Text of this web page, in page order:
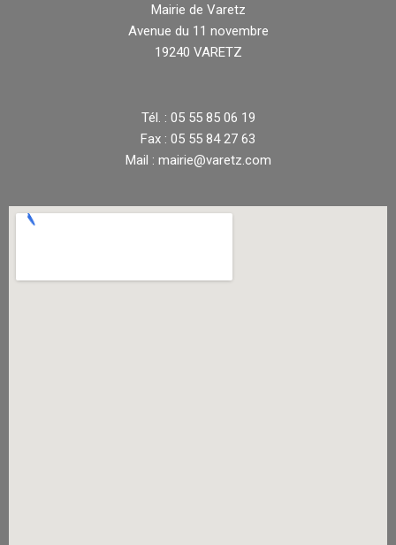
Mairie de Varetz
Avenue du 11 novembre
19240 VARETZ
Tél. : 05 55 85 06 19
Fax : 05 55 84 27 63
Mail : mairie@varetz.com